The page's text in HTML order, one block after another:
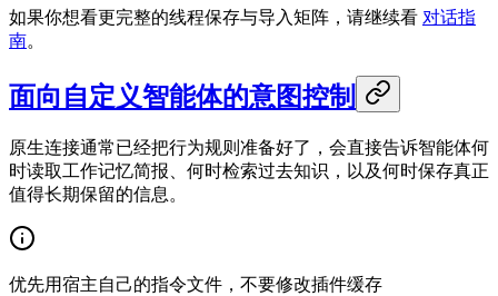
如果你想看更完整的线程保存与导入矩阵，请继续看 对话指
南。
面向自定义智能体的意图控制
原生连接通常已经把行为规则准备好了，会直接告诉智能体何
时读取工作记忆简报、何时检索过去知识，以及何时保存真正
值得长期保留的信息。
优先用宿主自己的指令文件，不要修改插件缓存